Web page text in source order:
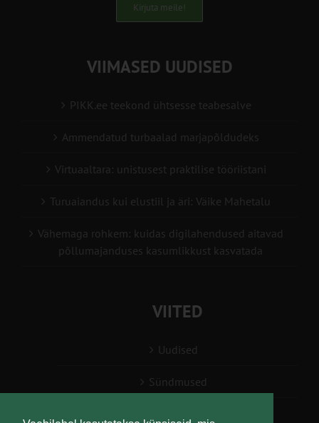
Kirjuta meile!
VIIMASED UUDISED
PIKK.ee teekond ühtsesse teabesalve
Ammendatud turbaalad marjapõldudeks
Virtuaaltara: unistusest praktilise tööriistani
Turuaiandus kui elustiil ja äri: Väike Mahetalu
Vähemaga rohkem: kuidas digilahendused aitavad
põllumajanduses kasumlikkust kasvatada
VIITED
Uudised
Sündmused